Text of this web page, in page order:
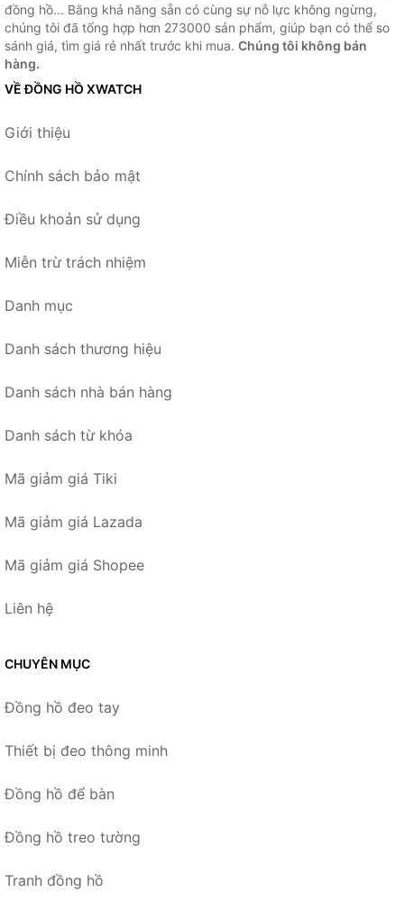
đồng hồ... Bằng khả năng sẵn có cùng sự nỗ lực không ngừng,
chúng tôi đã tổng hợp hơn 273000 sản phẩm, giúp bạn có thể so
sánh giá, tìm giá rẻ nhất trước khi mua. Chúng tôi không bán
hàng.
VỀ ĐỒNG HỒ XWATCH
Giới thiệu
Chính sách bảo mật
Điều khoản sử dụng
Miễn trừ trách nhiệm
Danh mục
Danh sách thương hiệu
Danh sách nhà bán hàng
Danh sách từ khóa
Mã giảm giá Tiki
Mã giảm giá Lazada
Mã giảm giá Shopee
Liên hệ
CHUYÊN MỤC
Đồng hồ đeo tay
Thiết bị đeo thông minh
Đồng hồ để bàn
Đồng hồ treo tường
Tranh đồng hồ